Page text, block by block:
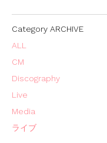
Category ARCHIVE
ALL
CM
Discography
Live
Media
ライブ